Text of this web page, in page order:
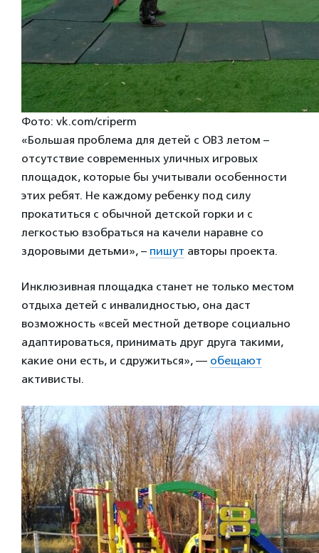
Фото: vk.com/criperm
«Большая проблема для детей с ОВЗ летом –
отсутствие современных уличных игровых
площадок, которые бы учитывали особенности
этих ребят. Не каждому ребенку под силу
прокатиться с обычной детской горки и с
легкостью взобраться на качели наравне со
здоровыми детьми», – пишут авторы проекта.
Инклюзивная площадка станет не только местом
отдыха детей с инвалидностью, она даст
возможность «всей местной детворе социально
адаптироваться, принимать друг друга такими,
какие они есть, и сдружиться», — обещают
активисты.